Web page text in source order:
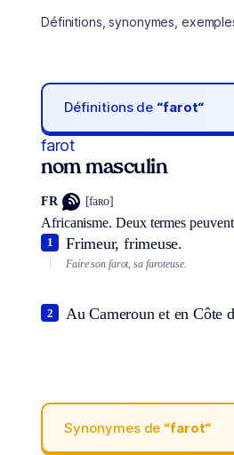
Définitions, synonymes,
Définitions de “farot“
farot
nom masculin
FR [faʀo]
Africanisme. Deux termes
Frimeur, frimeuse.
1
Faire son farot, sa faroteuse.
Au Cameroun et en Côte
2
Synonymes de “farot“